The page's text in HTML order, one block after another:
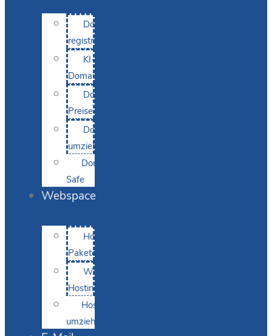
Domain
registrieren
KI-
Domainsuche
Domain-
Preise
Domain
umziehen
Domain-
Safe
Webspace
Hosting-
Pakete
WordPress
Hosting
Hosting
umziehen